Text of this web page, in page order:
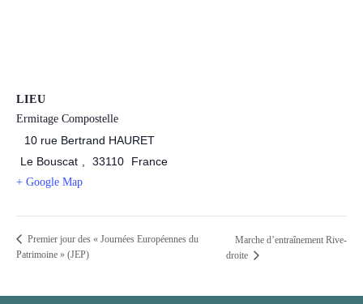
LIEU
Ermitage Compostelle
10 rue Bertrand HAURET
Le Bouscat
33110 France
+ Google Map
Premier jour des « Journées Européennes du
Patrimoine » (JEP)
Marche d’entraînement Rive-
droite